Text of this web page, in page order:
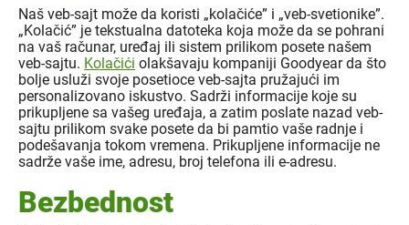
Naš veb-sajt može da koristi „kolačiće” i „veb-svetionike”.
„Kolačić” je tekstualna datoteka koja može da se pohrani
na vaš računar, uređaj ili sistem prilikom posete našem
veb-sajtu. Kolačići olakšavaju kompaniji Goodyear da što
bolje usluži svoje posetioce veb-sajta pružajući im
personalizovano iskustvo. Sadrži informacije koje su
prikupljene sa vašeg uređaja, a zatim poslate nazad veb-
sajtu prilikom svake posete da bi pamtio vaše radnje i
podešavanja tokom vremena. Prikupljene informacije ne
sadrže vaše ime, adresu, broj telefona ili e-adresu.
Bezbednost